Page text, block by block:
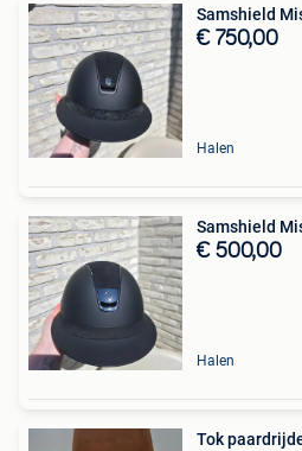
Samshield
€ 750,00
Halen
Samshield
€ 500,00
Halen
Tok